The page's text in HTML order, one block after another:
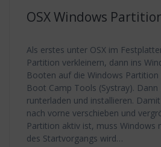
OSX Windows
Als erstes unter OSX im
Partition verkleinern, dann ins
Booten auf die Windows
Boot Camp Tools (Systray).
runterladen und installieren.
nach vorne verschieben und
Partition aktiv ist, muss Windows
des Startvorgangs wird…